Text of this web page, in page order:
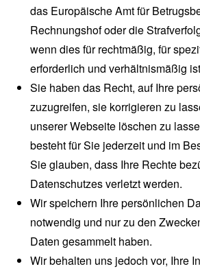
das Europäische Amt für
Rechnungshof oder die
wenn dies für rechtmäßig, für
erforderlich und verhältnismäßig
Sie haben das Recht, auf Ihre
zuzugreifen, sie korrigieren zu
unserer Webseite löschen zu
besteht für Sie jederzeit und im
Sie glauben, dass Ihre Rechte
Datenschutzes verletzt werden.
Wir speichern Ihre persönlichen
notwendig und nur zu den
Daten gesammelt haben.
Wir behalten uns jedoch vor, Ihre